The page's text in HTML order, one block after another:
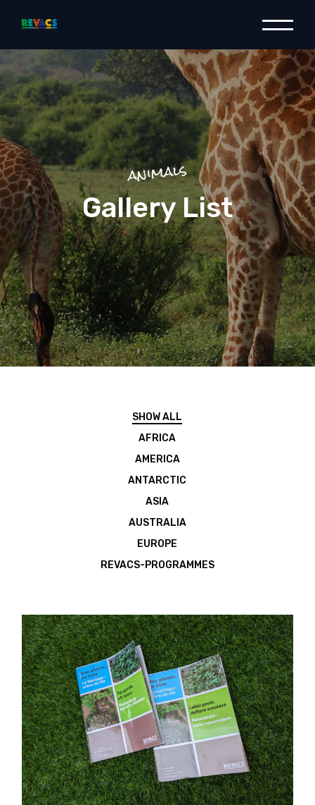
animals
Gallery List
SHOW ALL
AFRICA
AMERICA
ANTARCTIC
ASIA
AUSTRALIA
EUROPE
REVACS-PROGRAMMES